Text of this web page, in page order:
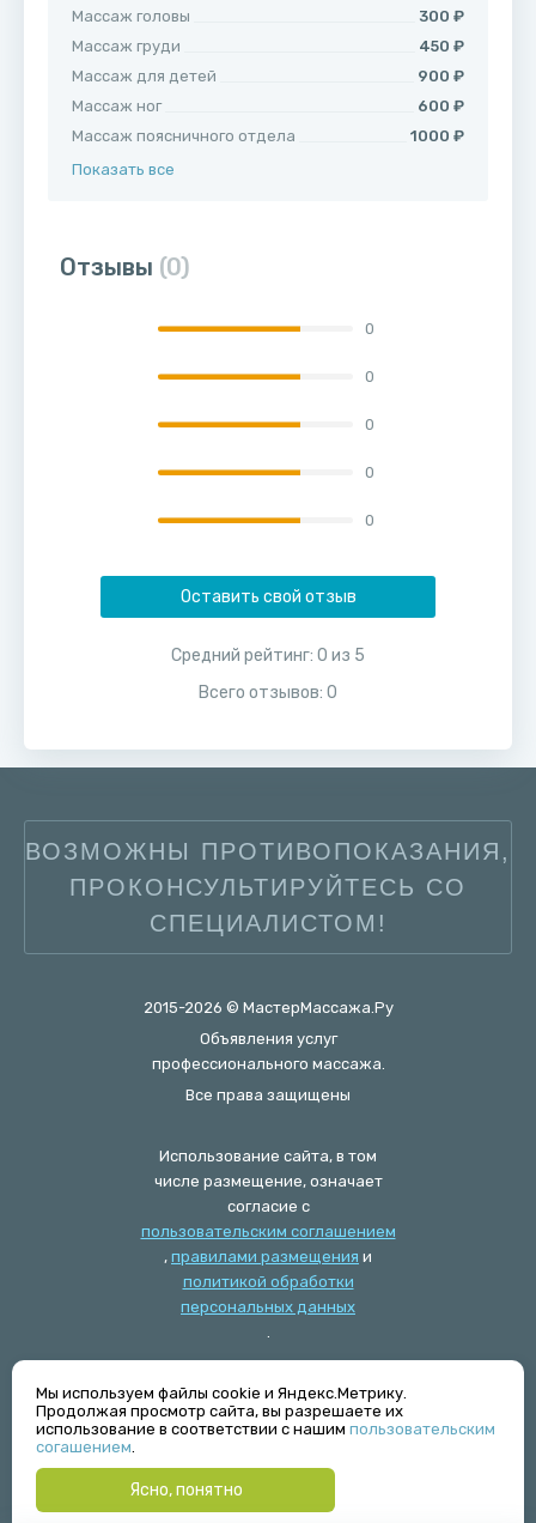
Массаж головы
300 ₽
Массаж груди
450 ₽
Массаж для детей
900 ₽
Массаж ног
600 ₽
Массаж поясничного отдела
1000 ₽
Показать все
Отзывы (0)
0
0
0
0
0
Оставить свой отзыв
Средний рейтинг: 0 из 5
Всего отзывов: 0
ВОЗМОЖНЫ ПРОТИВОПОКАЗАНИЯ,
ПРОКОНСУЛЬТИРУЙТЕСЬ СО
СПЕЦИАЛИСТОМ!
2015-2026 © МастерМассажа.Ру
Объявления услуг
профессионального массажа.
Все права защищены
Использование сайта, в том
числе размещение, означает
согласие с
пользовательским соглашением
, правилами размещения и
политикой обработки
персональных данных
.
Журнал
Техническая поддержка
Мы используем файлы cookie и Яндекс.Метрику.
Продолжая просмотр сайта, вы разрешаете их
использование в соответствии с нашим пользовательским
согашением.
Ясно, понятно